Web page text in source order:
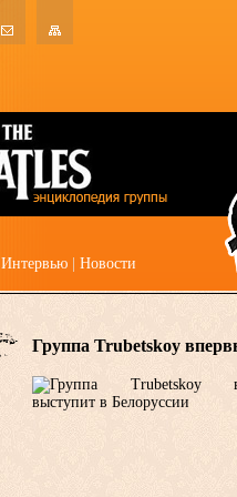
Интервью Новости
Группа Trubetskoy